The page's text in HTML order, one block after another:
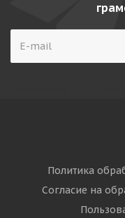
Политика
Согласие на